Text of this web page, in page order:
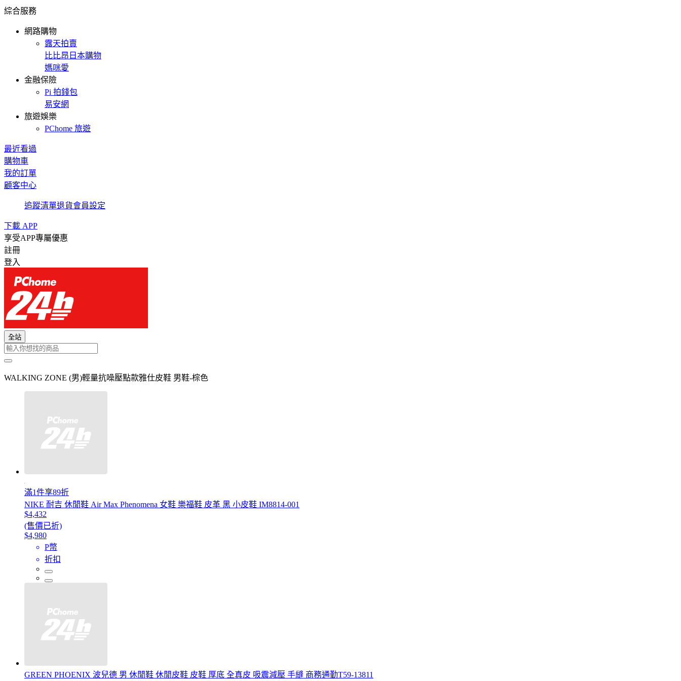
綜合服務
網路購物
露天拍賣
比比昂日本購物
媽咪愛
金融保險
Pi 拍錢包
易安網
旅遊娛樂
PChome 旅遊
最近看過
購物車
我的訂單
顧客中心
追蹤清單退貨會員設定
下載 APP
享受APP專屬優惠
註冊
登入
全站
WALKING ZONE (男)輕量抗噪壓點款雅仕皮鞋 男鞋-棕色
滿1件享89折
NIKE 耐吉 休閒鞋 Air Max Phenomena 女鞋 樂福鞋 皮革 黑 小皮鞋 IM8814-001
$4,432
(售價已折)
$4,980
P幣
折扣
GREEN PHOENIX 波兒德 男 休閒鞋 休閒皮鞋 皮鞋 厚底 全真皮 吸震減壓 手縫 商務通勤T59-13811